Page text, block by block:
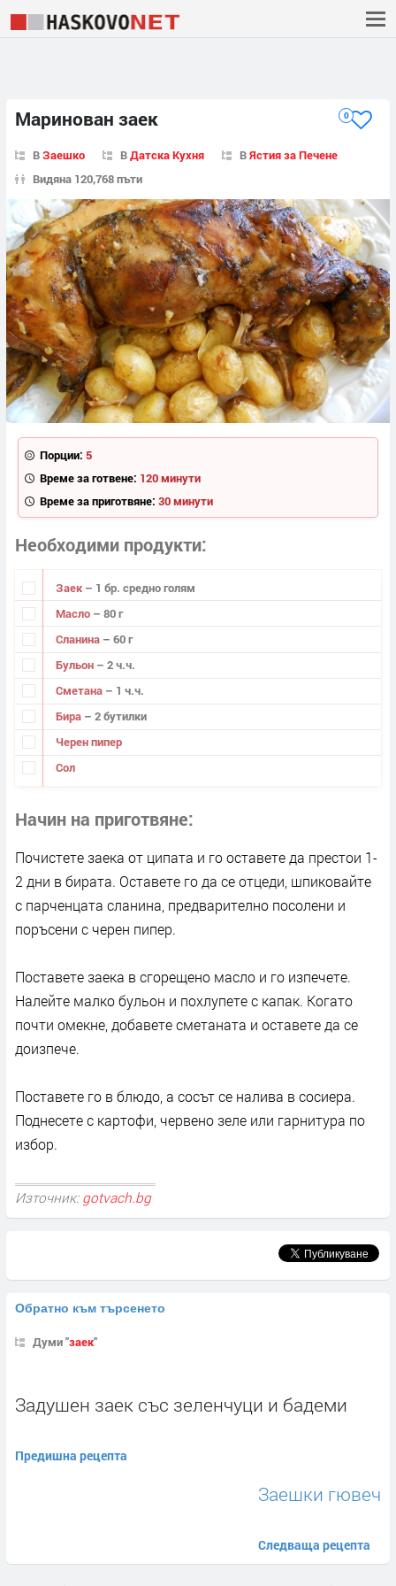
Маринован заек 0
ВЗаешко ВДатска Кухня ВЯстия за Печене
Видяна 120,768 пъти
Порции: 5
Време за готвене: 120 минути
Време за приготвяне: 30 минути
Необходими продукти
Заек – 1 бр. средно голям
Масло – 80 г
Сланина – 60 г
Бульон – 2 ч.ч.
Сметана – 1 ч.ч.
Бира – 2 бутилки
Черен пипер
Сол
Начин на приготвяне
Почистете заека от ципата и го оставете да престои 1-
2 дни в бирата. Оставете го да се отцеди, шпиковайте
с парченцата сланина, предварително посолени и
поръсени с черен пипер.
Поставете заека в сгорещено масло и го изпечете.
Налейте малко бульон и похлупете с капак. Когато
почти омекне, добавете сметаната и оставете да се
доизпече.
Поставете го в блюдо, а сосът се налива в сосиера.
Поднесете с картофи, червено зеле или гарнитура по
избор.
Източник: gotvach.bg
Обратно към търсенето
Думи "заек"
Задушен заек със зеленчуци и бадеми
Предишна рецепта
Заешки гювеч
Следваща рецепта